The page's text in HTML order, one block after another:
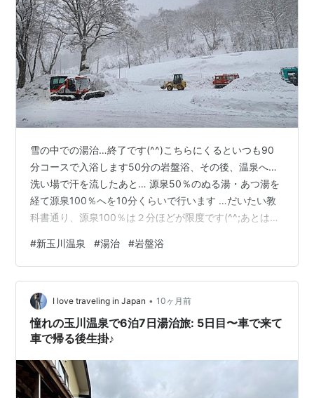
雪の中での湯治…終了です(^^)こちらにくるといつも90
分コースで入浴します50分の岩盤浴、その後、温泉へ…
洗い場で汗を流したあと… 源泉50％のぬる湯・あつ湯を
経て源泉100％へを10分くらいで行います …だいたい教
科書通り、源泉100％は２分ほどが限度です(^^;あとは…
50％あつ湯を３分ほどで終了です(^^)あまり長湯すると
のぼせちゃうので… こんな感じで過ごすようになりまし
た雪が降るとホテルの方々大忙しです もちろん秋田なの
でナマハゲいます 帰る頃にはだいぶ温かくなってきます
上げ膳据え膳なのも主婦としてはありがたい(^◇^;)今…
#新玉川温泉 #湯治 #岩盤浴
I love traveling in Japan • 10ヶ月前
憧れの玉川温泉で6泊7日湯治旅: 5日目〜車で来て
車で帰る後生掛♪